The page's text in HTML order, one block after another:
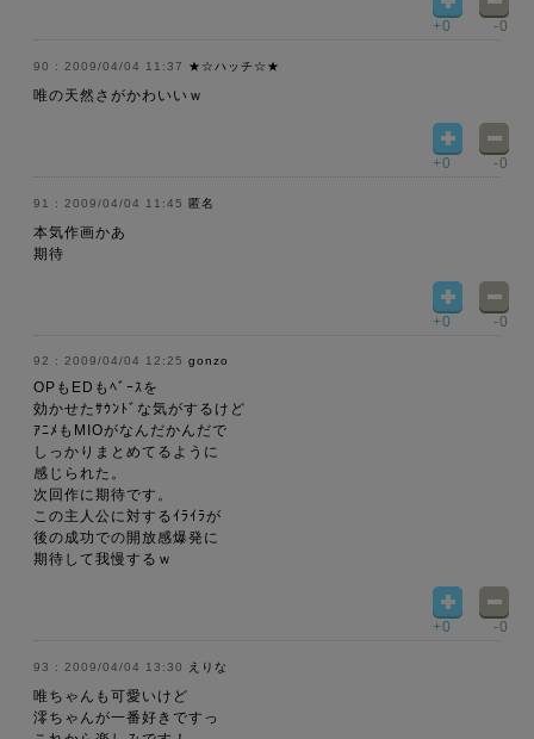
+0 -0
2009/04/04 11:37 ★☆ハッチ☆★
唯の天然さがかわいいｗ
+0 -0
2009/04/04 11:45 匿名
本気作画かあ
期待
+0 -0
2009/04/04 12:25 gonzo
OPもEDもﾍﾞｰｽを
効かせたｻｳﾝﾄﾞな気がするけど
ｱﾆﾒもMIOがなんだかんだで
しっかりまとめてるように
感じられた。
次回作に期待です。
この主人公に対するｲﾗｲﾗが
後の成功での開放感爆発に
期待して我慢するｗ
+0 -0
2009/04/04 13:30 えりな
唯ちゃんも可愛いけど
澪ちゃんが一番好きですっ